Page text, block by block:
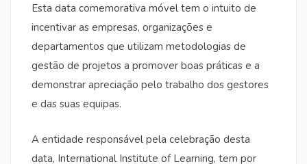
Esta data comemorativa móvel tem o intuito de
incentivar as empresas, organizações e
departamentos que utilizam metodologias de
gestão de projetos a promover boas práticas e a
demonstrar apreciação pelo trabalho dos gestores
e das suas equipas.
A entidade responsável pela celebração desta
data, International Institute of Learning, tem por